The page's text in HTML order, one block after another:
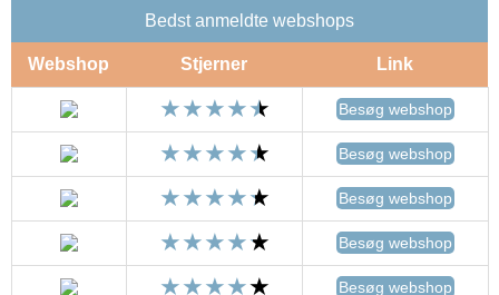
Bedst anmeldte webshops
Webshop Stjerner Link
Besøg webshop
Besøg webshop
Besøg webshop
Besøg webshop
Besøg webshop